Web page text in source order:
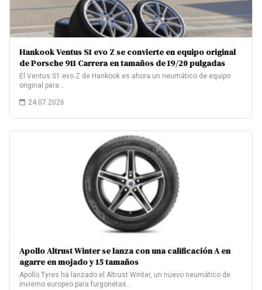
Hankook Ventus S1 evo Z se convierte en equipo original
de Porsche 911 Carrera en tamaños de 19/20 pulgadas
El Ventus S1 evo Z de Hankook es ahora un neumático de equipo
original para…
24.07.2026
Apollo Altrust Winter se lanza con una calificación A en
agarre en mojado y 15 tamaños
Apollo Tyres ha lanzado el Altrust Winter, un nuevo neumático de
invierno europeo para furgonetas…